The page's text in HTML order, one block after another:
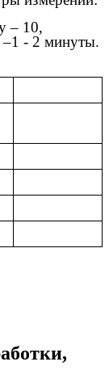
– 10,
- 2 минуты.